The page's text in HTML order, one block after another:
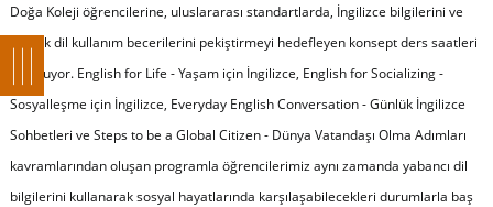
Doğa Koleji öğrencilerine, uluslararası standartlarda, İngilizce bilgilerini ve
günlük dil kullanım becerilerini pekiştirmeyi hedefleyen konsept ders saatleri
sunuluyor. English for Life - Yaşam için İngilizce, English for Socializing -
Sosyalleşme için İngilizce, Everyday English Conversation - Günlük İngilizce
Sohbetleri ve Steps to be a Global Citizen - Dünya Vatandaşı Olma Adımları
kavramlarından oluşan programla öğrencilerimiz aynı zamanda yabancı dil
bilgilerini kullanarak sosyal hayatlarında karşılaşabilecekleri durumlarla baş